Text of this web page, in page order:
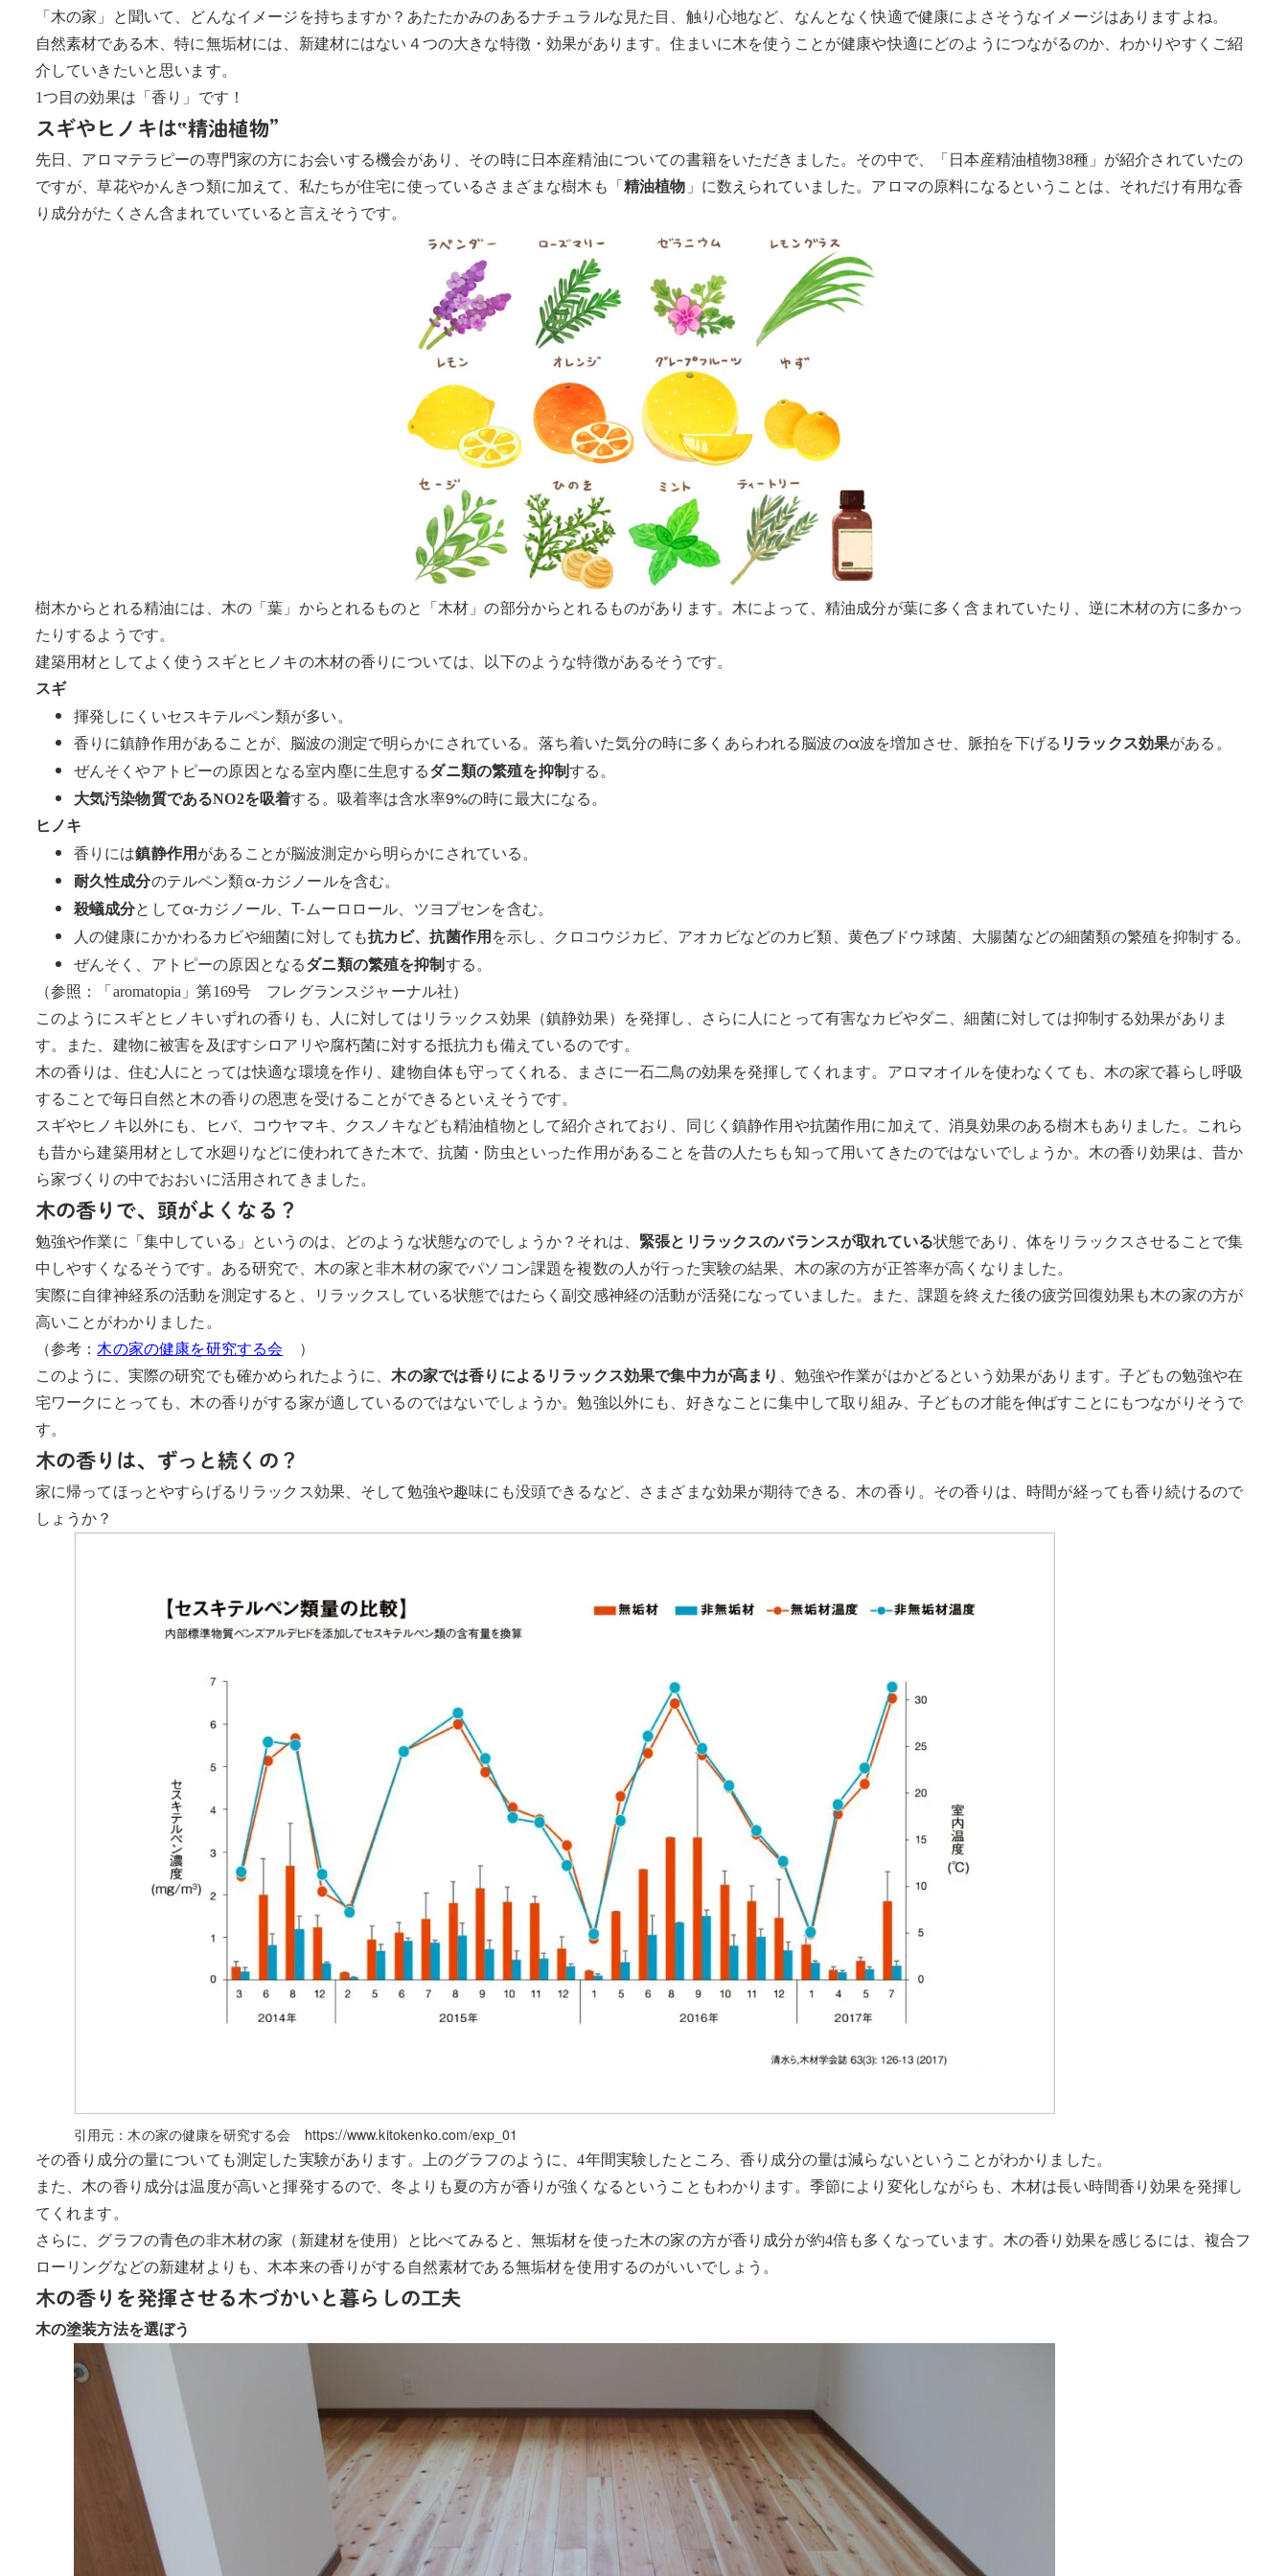
「木の家」と聞いて、どんなイメージを持ちますか？あたたかみのあるナチュラルな見た目、触り心地など、なんとなく快適で健康によさそうなイメージはありますよね。
自然素材である木、特に無垢材には、新建材にはない４つの大きな特徴・効果があります。住まいに木を使うことが健康や快適にどのようにつながるのか、わかりやすくご紹
介していきたいと思います。
1つ目の効果は「香り」です！
スギやヒノキは‟精油植物”
先日、アロマテラピーの専門家の方にお会いする機会があり、その時に日本産精油についての書籍をいただきました。その中で、「日本産精油植物38種」が紹介されていたの
ですが、草花やかんきつ類に加えて、私たちが住宅に使っているさまざまな樹木も「 精油植物 」に数えられていました。アロマの原料になるということは、それだけ有用な香
り成分がたくさん含まれていていると言えそうです。
樹木からとれる精油には、木の「葉」からとれるものと「木材」の部分からとれるものがあります。木によって、精油成分が葉に多く含まれていたり、逆に木材の方に多かっ
たりするようです。
建築用材としてよく使うスギとヒノキの木材の香りについては、以下のような特徴があるそうです。
スギ
揮発しにくいセスキテルペン類が多い。
香りに鎮静作用があることが、脳波の測定で明らかにされている。落ち着いた気分の時に多くあらわれる脳波のα波を増加させ、脈拍を下げる リラックス効果がある。
ぜんそくやアトピーの原因となる室内塵に生息するダニ類の繁殖を抑制する。
大気汚染物質であるNO2を吸着する。吸着率は含水率9%の時に最大になる。
ヒノキ
香りには鎮静作用 があることが脳波測定から明らかにされている。
耐久性成分のテルペン類α-カジノールを含む。
殺蟻成分としてα-カジノール、T-ムーロロール、ツヨプセンを含む。
人の健康にかかわるカビや細菌に対しても抗カビ、抗菌作用 を示し、クロコウジカビ、アオカビなどのカビ類、黄色ブドウ球菌、大腸菌などの細菌類の繁殖を抑制する。
ぜんそく、アトピーの原因となるダニ類の繁殖を抑制 する。
（参照：「aromatopia」第169号 フレグランスジャーナル社）
このようにスギとヒノキいずれの香りも、人に対してはリラックス効果（鎮静効果）を発揮し、さらに人にとって有害なカビやダニ、細菌に対しては抑制する効果がありま
す。また、建物に被害を及ぼすシロアリや腐朽菌に対する抵抗力も備えているのです。
木の香りは、住む人にとっては快適な環境を作り、建物自体も守ってくれる、まさに一石二鳥の効果を発揮してくれます。アロマオイルを使わなくても、木の家で暮らし呼吸
することで毎日自然と木の香りの恩恵を受けることができるといえそうです。
スギやヒノキ以外にも、ヒバ、コウヤマキ、クスノキなども精油植物として紹介されており、同じく鎮静作用や抗菌作用に加えて、消臭効果のある樹木もありました。これら
も昔から建築用材として水廻りなどに使われてきた木で、抗菌・防虫といった作用があることを昔の人たちも知って用いてきたのではないでしょうか。木の香り効果は、昔か
ら家づくりの中でおおいに活用されてきました。
木の香りで、頭がよくなる？
勉強や作業に「集中している」というのは、どのような状態なのでしょうか？それは、 緊張とリラックスのバランスが取れている状態であり、体をリラックスさせることで集
中しやすくなるそうです。ある研究で、木の家と非木材の家でパソコン課題を複数の人が行った実験の結果、木の家の方が正答率が高くなりました。
実際に自律神経系の活動を測定すると、リラックスしている状態ではたらく副交感神経の活動が活発になっていました。また、課題を終えた後の疲労回復効果も木の家の方が
高いことがわかりました。
（参考： 木の家の健康を研究する会 ）
このように、実際の研究でも確かめられたように、木の家では香りによるリラックス効果で集中力が高まり
、勉強や作業がはかどるという効果があります。子どもの勉強や在
宅ワークにとっても、木の香りがする家が適しているのではないでしょうか。勉強以外にも、好きなことに集中して取り組み、子どもの才能を伸ばすことにもつながりそうで
す。
木の香りは、ずっと続くの？
家に帰ってほっとやすらげるリラックス効果、そして勉強や趣味にも没頭できるなど、さまざまな効果が期待できる、木の香り。その香りは、時間が経っても香り続けるので
しょうか？
引用元：木の家の健康を研究する会 https://www.kitokenko.com/exp_01
その香り成分の量についても測定した実験があります。上のグラフのように、4年間実験したところ、香り成分の量は減らないということがわかりました。
また、木の香り成分は温度が高いと揮発するので、冬よりも夏の方が香りが強くなるということもわかります。季節により変化しながらも、木材は長い時間香り効果を発揮し
てくれます。
さらに、グラフの青色の非木材の家（新建材を使用）と比べてみると、無垢材を使った木の家の方が香り成分が約4倍も多くなっています。木の香り効果を感じるには、複合フ
ローリングなどの新建材よりも、木本来の香りがする自然素材である無垢材を使用するのがいいでしょう。
木の香りを発揮させる木づかいと暮らしの工夫
木の塗装方法を選ぼう